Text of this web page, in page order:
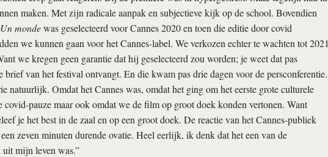
maken. Met zijn radicale aanpak en subjectieve kijk op de school. Bovendien
Un mondewas geselecteerd voor Cannes 2020 en toen die editie door covid
we kunnen gaan voor het Cannes-label. We verkozen echter te wachten tot 2021
we kregen geen garantie dat hij geselecteerd zou worden; je weet dat pas
brief van het festival ontvangt. En die kwam pas drie dagen voor de persconferentie.
natuurlijk. Omdat het Cannes was, omdat het ging om het eerste grote culturele
covid-pauze maar ook omdat we de film op groot doek konden vertonen. Want
je het best in de zaal en op een groot doek. De reactie van het Cannes-publiek
zeven minuten durende ovatie. Heel eerlijk, ik denk dat het een van de
mijn leven was.”